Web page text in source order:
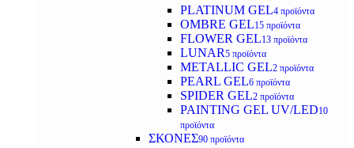
PLATINUM GEL4 προϊόντα
OMBRE GEL15 προϊόντα
FLOWER GEL13 προϊόντα
LUNAR5 προϊόντα
METALLIC GEL2 προϊόντα
PEARL GEL6 προϊόντα
SPIDER GEL2 προϊόντα
PAINTING GEL UV/LED10
προϊόντα
ΣΚΟΝΕΣ90 προϊόντα